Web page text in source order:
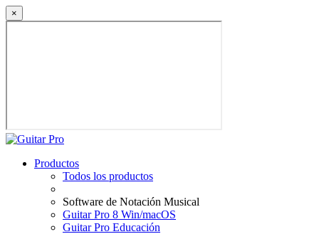
×
Productos
Todos los productos
Software de Notación Musical
Guitar Pro 8 Win/macOS
Guitar Pro Educación